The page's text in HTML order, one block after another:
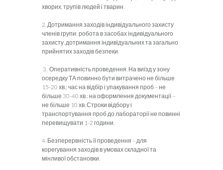
хворих, трупів людей і тварин.
2. Дотримання заходів індивідуального захисту
членів групи: робота в засобах індивідуального
захисту, дотримання індивідуальних та загально
прийнятих заходів безпеки.
3. Оперативність проведення. На виїзд у зону
осередку ТА повинно бути витрачено не більше
15-20 хв.; час на відбір і упакування проб – не
більше 30-40 хв.; на оформлення документації –
не більше 10 хв. Строки відбору і
транспортування проб до лабораторії не повинні
перевищувати 1-2 години.
4. Безперервність її проведення – для
корегування заходів в умовах складної та
мінливої обстановки.